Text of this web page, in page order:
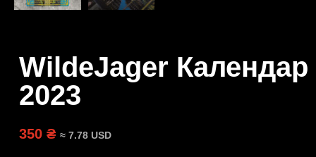
WildeJager Календар
2023
350 ₴ ≈ 7.78 USD